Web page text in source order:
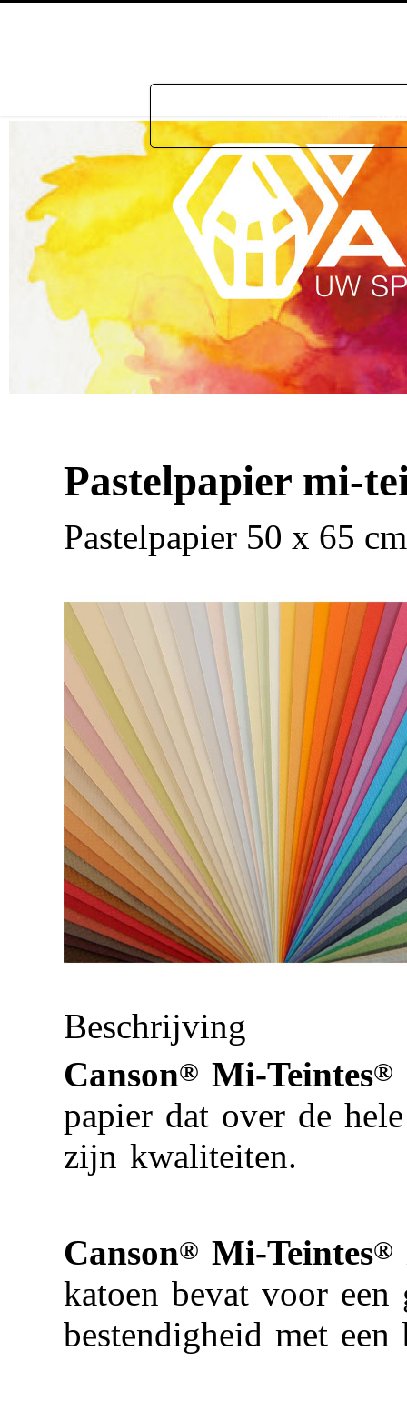
Pastelpapier mi-
Pastelpapier 50 x 65
Beschrijving
Canson® Mi-Teintes®
papier dat over de
zijn kwaliteiten.
Canson® Mi-Teintes®
katoen bevat voor een
bestendigheid met